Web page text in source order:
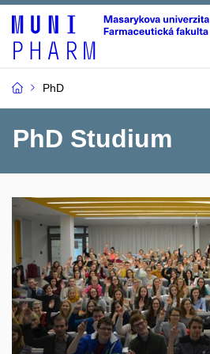
PhD
PhD Studium